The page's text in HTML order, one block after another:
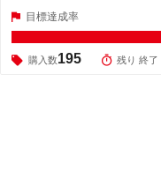
目標達成率
購入数195 残り 終了